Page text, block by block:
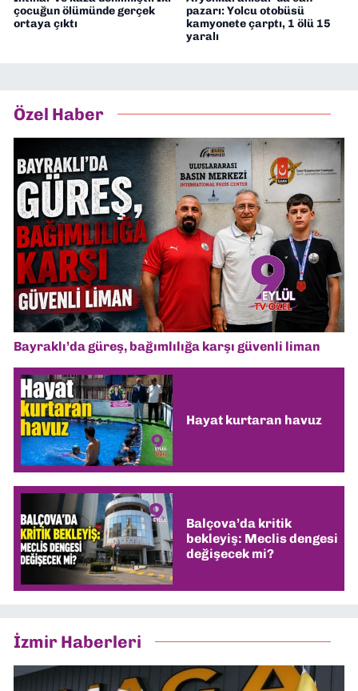
çocuğun ölümünde gerçek
ortaya çıktı
pazarı: Yolcu otobüsü
kamyonete çarptı, 1 ölü 15
yaralı
Özel Haber
Bayraklı’da güreş, bağımlılığa karşı güvenli liman
Hayat kurtaran havuz
Balçova’da kritik
bekleyiş: Meclis dengesi
değişecek mi?
İzmir Haberleri